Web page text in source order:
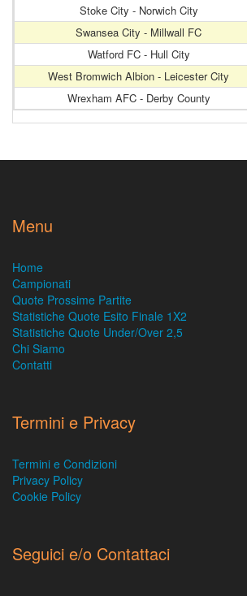
Stoke City - Norwich City
Swansea City - Millwall FC
Watford FC - Hull City
West Bromwich Albion - Leicester City
Wrexham AFC - Derby County
Menu
Home
Campionati
Quote Prossime Partite
Statistiche Quote Esito Finale 1X2
Statistiche Quote Under/Over 2,5
Chi Siamo
Contatti
Termini e Privacy
Termini e Condizioni
Privacy Policy
Cookie Policy
Seguici e/o Contattaci